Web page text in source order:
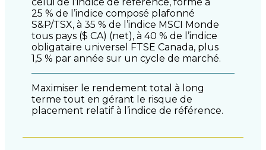
25 % de l’indice composé plafonné
S&P/TSX, à 35 % de l’indice MSCI Monde
tous pays ($ CA) (net), à 40 % de l’indice
obligataire universel FTSE Canada, plus
1,5 % par année sur un cycle de marché.
Maximiser le rendement total à long
terme tout en gérant le risque de
placement relatif à l’indice de référence.